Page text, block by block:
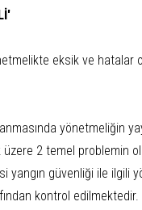
eksik ve
yönetmeliğin
üzere 2 temel problemin
yangın güvenliği ile ilgili
kontrol edilmektedir.